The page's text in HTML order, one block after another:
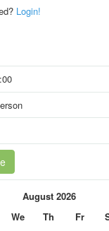
Login!
August 2026
We Th Fr